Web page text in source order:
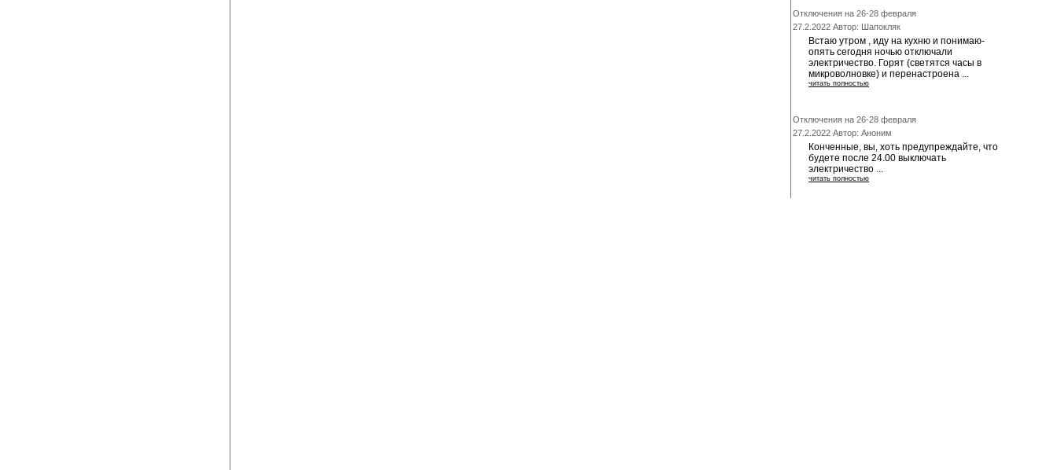
Отключения на 26-28 февраля
27.2.2022 Автор: Шапокляк
Встаю утром , иду на кухню и понимаю-
опять сегодня ночью отключали
электричество. Горят (светятся часы в
микроволновке) и перенастроена ...
читать полностью
Отключения на 26-28 февраля
27.2.2022 Автор: Аноним
Конченные, вы, хоть предупреждайте, что
будете после 24.00 выключать
электричество ...
читать полностью